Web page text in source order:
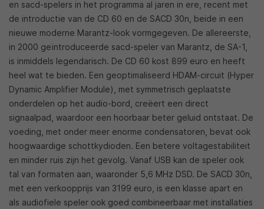
en sacd-spelers in het programma al jaren in ere, recent met
de introductie van de CD 60 en de SACD 30n, beide in een
nieuwe moderne Marantz-look vormgegeven. De allereerste,
in 2000 geïntroduceerde sacd-speler van Marantz, de SA-1,
is inmiddels legendarisch. De CD 60 kost 899 euro en heeft
heel wat te bieden. Een geoptimaliseerd HDAM-circuit (Hyper
Dynamic Amplifier Module), met symmetrisch geplaatste
onderdelen op het audio-bord, creëert een direct
signaalpad, waardoor een hoorbaar beter geluid ontstaat. De
voeding, met onder meer enorme condensatoren, bevat ook
hoogwaardige schottkydioden. Een betere voltagestabiliteit
en minder ruis zijn het gevolg. Vanaf USB kan de speler ook
tal van formaten aan, waaronder 5,6 MHz DSD. De SACD 30n,
met een verkoopprijs van 3199 euro, is een klasse apart en
als audiofiele speler ook goed combineerbaar met installaties